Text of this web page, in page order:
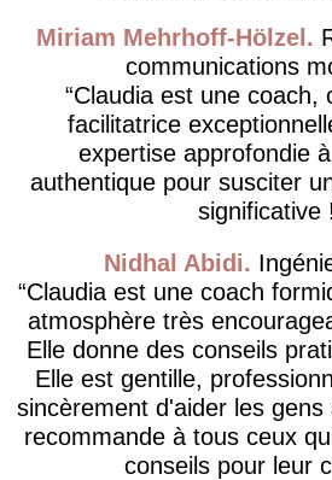
Miriam Mehrhoff-Hölzel
communications
Claudia est une coach,
facilitatrice
expertise approfondie
authentique pour susciter
significative !
Nidhal Abidi
Claudia est une coach
atmosphère très
Elle donne des conseils
Elle est gentille,
sincèrement d'aider les
recommande à tous ceux
conseils pour leur